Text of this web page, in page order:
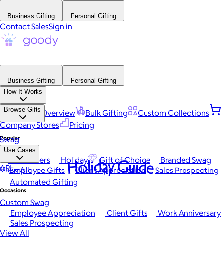
Business Gifting Personal Gifting
Contact SalesSign in
Business Gifting
Personal Gifting
How It Works
Platform Overview Bulk Gifting
Custom Collections
Company Stores
Pricing
Browse Gifts
Popular
Best Sellers Holiday Gift of Choice
Branded Swag
View All
Occasions
Employee Appreciation Client Gifts
Work Anniversary
Sales Prospecting
View All
Swag
Use Cases
Employee Gifts Client Appreciation
Sales Prospecting
Automated Gifting
Custom Swag
API Holiday Guide